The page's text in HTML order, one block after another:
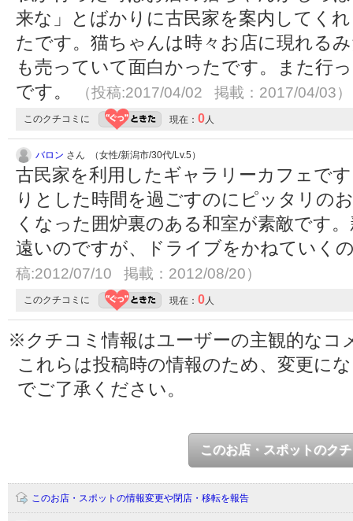
来な」とばかりに古民家を案内してく
たです。猫ちゃんは時々お店に現れる
も売っていて面白かったです。また行
です。
（投稿:2017/04/02 掲載：2017/04/03）
このクチコミに 現在： 0 人
バロン さん （女性/新潟市/30代/Lv.5）
古民家を利用したギャラリーカフェで
りとした時間を過ごすのにピッタリの
くなった囲炉裏のある和室が素敵です
遠いのですが、ドライブをかねていく
稿:2012/07/10 掲載：2012/08/20）
このクチコミに 現在： 0 人
※クチコミ情報はユーザーの主観的なコ
これらは投稿時の情報のため、変更に
でご了承ください。
このお店・スポットのク
このお店・スポットの情報変更や閉店・移転を報告